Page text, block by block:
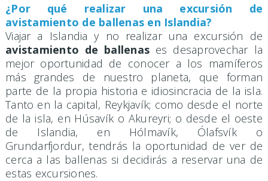
¿Por qué realizar una excursión de
avistamiento de ballenas en Islandia?
Viajar a Islandia y no realizar una excursión de
avistamiento de ballenas es desaprovechar la
mejor oportunidad de conocer a los mamíferos
más grandes de nuestro planeta, que forman
parte de la propia historia e idiosincracia de la isla.
Tanto en la capital, Reykjavík; como desde el norte
de la isla, en Húsavík o Akureyri; o desde el oeste
de Islandia, en Hólmavík, Ólafsvík o
Grundarfjordur, tendrás la oportunidad de ver de
cerca a las ballenas si decidirás a reservar una de
estas excursiones.